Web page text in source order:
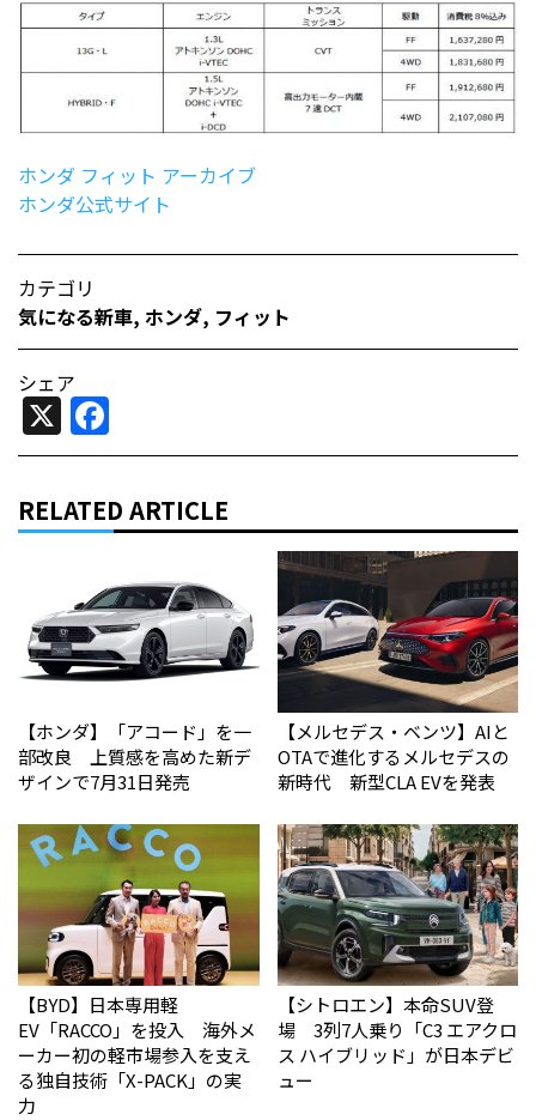
ホンダ フィット アーカイブ
ホンダ公式サイト
カテゴリ
気になる新車, ホンダ, フィット
シェア
X
RELATED ARTICLE
【ホンダ】「アコード」を一
部改良 上質感を高めた新デ
ザインで7月31日発売
【メルセデス・ベンツ】AIと
OTAで進化するメルセデスの
新時代 新型CLA EVを発表
【BYD】日本専用軽
EV「RACCO」を投入 海外メ
ーカー初の軽市場参入を支え
る独自技術「X-PACK」の実
力
【シトロエン】本命SUV登
場 3列7人乗り「C3 エアクロ
ス ハイブリッド」が日本デビ
ュー